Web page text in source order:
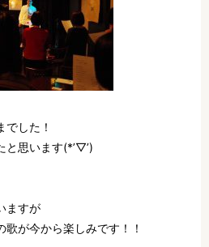
した！
と思います(*’▽’)
ますが
が今から楽しみです！！